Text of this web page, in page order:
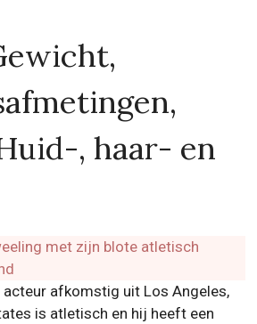
, haar- en
acteur afkomstig uit Los Angeles,
is atletisch en hij heeft een